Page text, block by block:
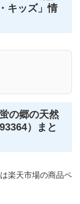
キッズ」情
の郷の天然
）まと
楽天市場の商品ペ